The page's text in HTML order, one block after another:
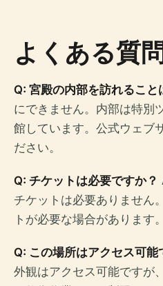
よくある質
Q: 宮殿の内部を訪れること
にできません。内部は特別
館しています。公式ウェブ
ださい。
Q: チケットは必要ですか？
チケットは必要ありません
トが必要な場合があります。
Q: この場所はアクセス可能
外観はアクセス可能ですが